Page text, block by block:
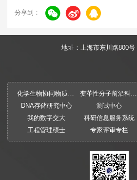
分享到：
地址：上海市东川路800号
化学生物协同物质创制全国重点实验室 变革性分子前沿科学中心
DNA存储研究中心
测试中心
我的数字交大
科研信息服务系统
工程管理硕士
专家评审专栏